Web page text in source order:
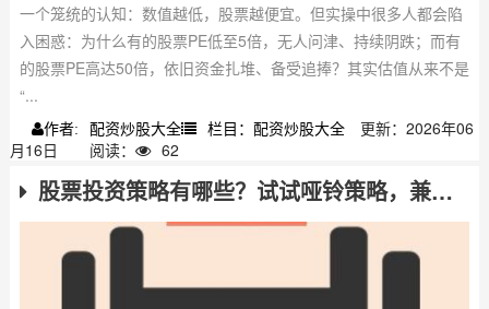
一个笼统的认知：数值越低，股票越便宜。但实操中很多人都会陷
入困惑：为什么有的股票PE低至5倍，无人问津、持续阴跌；而有
的股票PE高达50倍，依旧资金扎堆、备受追捧？其实估值从来不是
“...
作者: 配资炒股大全 栏目：配资炒股大全
更新：2026年06
月16日
阅读： 62
股票投资策略有哪些？试试哑铃策略，兼顾价值与成长